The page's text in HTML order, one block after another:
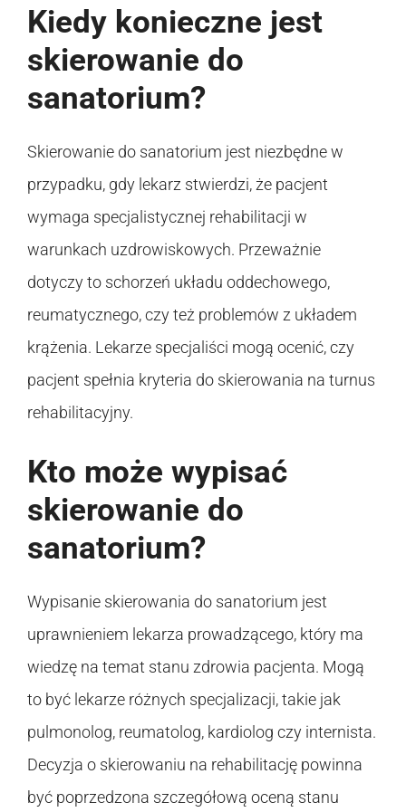
Kiedy konieczne jest
skierowanie do
sanatorium?
Skierowanie do sanatorium jest niezbędne w
przypadku, gdy lekarz stwierdzi, że pacjent
wymaga specjalistycznej rehabilitacji w
warunkach uzdrowiskowych. Przeważnie
dotyczy to schorzeń układu oddechowego,
reumatycznego, czy też problemów z układem
krążenia. Lekarze specjaliści mogą ocenić, czy
pacjent spełnia kryteria do skierowania na turnus
rehabilitacyjny.
Kto może wypisać
skierowanie do
sanatorium?
Wypisanie skierowania do sanatorium jest
uprawnieniem lekarza prowadzącego, który ma
wiedzę na temat stanu zdrowia pacjenta. Mogą
to być lekarze różnych specjalizacji, takie jak
pulmonolog, reumatolog, kardiolog czy internista.
Decyzja o skierowaniu na rehabilitację powinna
być poprzedzona szczegółową oceną stanu